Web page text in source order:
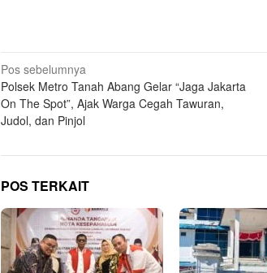
Navigasi
pos
Pos sebelumnya
Polsek Metro Tanah Abang Gelar “Jaga Jakarta
On The Spot”, Ajak Warga Cegah Tawuran,
Judol, dan Pinjol
POS TERKAIT